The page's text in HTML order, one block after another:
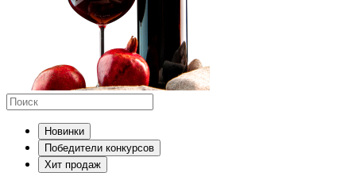
Новинки
Победители конкурсов
Хит продаж